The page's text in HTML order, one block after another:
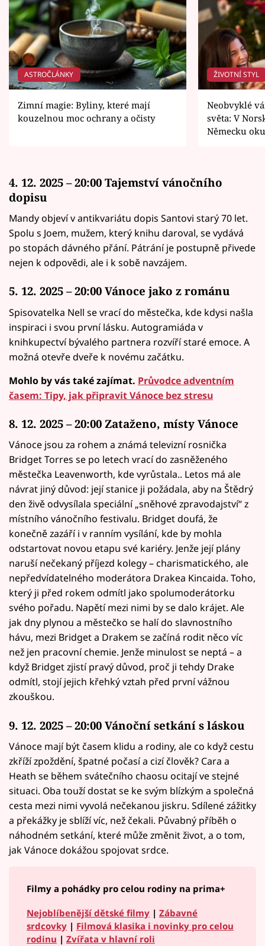
ASTROČLÁNKY
Zimní magie: Byliny, které mají
kouzelnou moc ochrany a očisty
ŽIVOTNÍ STYL
Neobvyklé
světa: V
Německu
4. 12. 2025 – 20:00 Tajemství vánočního
dopisu
Mandy objeví v antikvariátu dopis Santovi starý 70 let.
Spolu s Joem, mužem, který knihu daroval, se vydává
po stopách dávného přání. Pátrání je postupně přivede
nejen k odpovědi, ale i k sobě navzájem.
5. 12. 2025 – 20:00 Vánoce jako z románu
Spisovatelka Nell se vrací do městečka, kde kdysi našla
inspiraci i svou první lásku. Autogramiáda v
knihkupectví bývalého partnera rozvíří staré emoce. A
možná otevře dveře k novému začátku.
Mohlo by vás také zajímat. Průvodce adventním
časem: Tipy, jak připravit Vánoce bez stresu
8. 12. 2025 – 20:00 Zataženo, místy Vánoce
Vánoce jsou za rohem a známá televizní rosnička
Bridget Torres se po letech vrací do zasněženého
městečka Leavenworth, kde vyrůstala.. Letos má ale
návrat jiný důvod: její stanice ji požádala, aby na Štědrý
den živě odvysílala speciální „sněhové zpravodajství“ z
místního vánočního festivalu. Bridget doufá, že
konečně zazáří i v ranním vysílání, kde by mohla
odstartovat novou etapu své kariéry. Jenže její plány
naruší nečekaný příjezd kolegy – charismatického, ale
nepředvídatelného moderátora Drakea Kincaida. Toho,
který ji před rokem odmítl jako spolumoderátorku
svého pořadu. Napětí mezi nimi by se dalo krájet. Ale
jak dny plynou a městečko se halí do slavnostního
hávu, mezi Bridget a Drakem se začíná rodit něco víc
než jen pracovní chemie. Jenže minulost se neptá – a
když Bridget zjistí pravý důvod, proč ji tehdy Drake
odmítl, stojí jejich křehký vztah před první vážnou
zkouškou.
9. 12. 2025 – 20:00 Vánoční setkání s láskou
Vánoce mají být časem klidu a rodiny, ale co když cestu
zkříží zpoždění, špatné počasí a cizí člověk? Cara a
Heath se během svátečního chaosu ocitají ve stejné
situaci. Oba touží dostat se ke svým blízkým a společná
cesta mezi nimi vyvolá nečekanou jiskru. Sdílené zážitky
a překážky je sblíží víc, než čekali. Půvabný příběh o
náhodném setkání, které může změnit život, a o tom,
jak Vánoce dokážou spojovat srdce.
Filmy a pohádky pro celou rodiny na prima+
Nejoblíbenější dětské filmy | Zábavné
srdcovky | Filmová klasika i novinky pro celou
rodinu | Zvířata v hlavní roli